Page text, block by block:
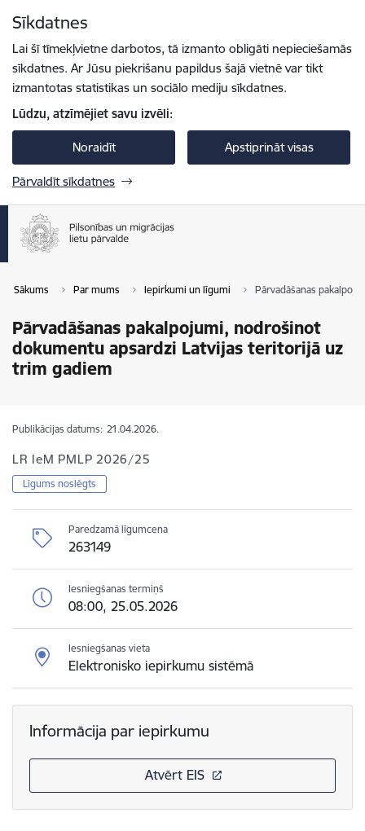
Sīkdatnes
Lai šī tīmekļvietne darbotos, tā izmanto obligāti nepieciešamās
sīkdatnes. Ar Jūsu piekrišanu papildus šajā vietnē var tikt
izmantotas statistikas un sociālo mediju sīkdatnes.
Lūdzu, atzīmējiet savu izvēli:
Noraidīt Apstiprināt visas
Pārvaldīt sīkdatnes
Sākums Par mums Iepirkumi un līgumi Pārvadāšanas
Pārvadāšanas pakalpojumi, nodrošinot
dokumentu apsardzi Latvijas teritorijā uz
trim gadiem
Publikācijas datums: 21.04.2026.
LR IeM PMLP 2026/25
Līgums noslēgts
Paredzamā līgumcena
263149
Iesniegšanas termiņš
08:00, 25.05.2026
Iesniegšanas vieta
Elektronisko iepirkumu sistēmā
Informācija par iepirkumu
Atvērt EIS